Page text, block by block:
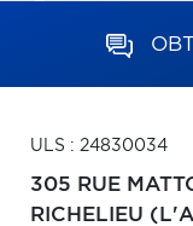
ULS : 24830034
305 RUE
RICHELIEU